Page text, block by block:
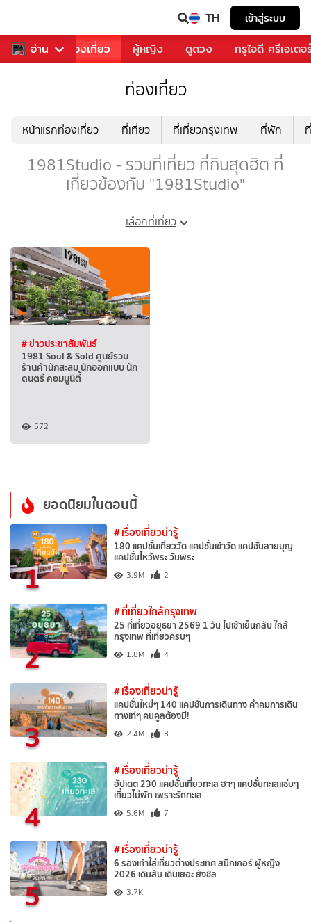
TH เข้าสู่ระบบ
อ่าน
อาหาร ท่องเที่ยว ผู้หญิง ดูดวง ทรูไอดี ครีเอเตอ
ท่องเที่ยว
หน้าแรกท่องเที่ยว ที่เที่ยว ที่เที่ยวกรุงเทพ ที่พัก
1981Studio - รวมที่เที่ยว ที่กินสุดฮิต ที่
เกี่ยวข้องกับ "1981Studio"
เลือกที่เที่ยว
# ข่าวประชาสัมพันธ์
1981 Soul & Sold ศูนย์รวม
ร้านค้านักสะสม นักออกแบบ นัก
ดนตรี คอมมูนิตี้
572
ยอดนิยมในตอนนี้
1
# เรื่องเที่ยวน่ารู้
180 แคปชั่นเที่ยววัด แคปชั่นเข้าวัด แคปชั่นสายบุญ
แคปชั่นไหว้พระ วันพระ
3.9M 2
2
# ที่เที่ยวใกล้กรุงเทพ
25 ที่เที่ยวอยุธยา 2569 1 วัน ไปเช้าเย็นกลับ ใกล้
กรุงเทพ ที่เที่ยวครบๆ
1.8M 4
3
# เรื่องเที่ยวน่ารู้
แคปชั่นใหม่ๆ 140 แคปชั่นการเดินทาง คำคมการเดิน
ทางเท่ๆ คนคูลต้องมี!
2.4M 8
4
# เรื่องเที่ยวน่ารู้
อัปเดต 230 แคปชั่นเที่ยวทะเล ฮาๆ แคปชั่นทะเลแซ่บๆ
เที่ยวไม่พัก เพราะรักทะเล
5.6M 7
5
# เรื่องเที่ยวน่ารู้
6 รองเท้าใส่เที่ยวต่างประเทศ สนีกเกอร์ ผู้หญิง
2026 เดินสับ เดินเยอะ ยังชิล
3.7K